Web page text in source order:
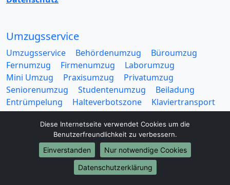
Umzugsservice
Umzugsservice Behördenumzug
Büroumzug
Fernumzug
Firmenumzug
Laborumzug
Mini Umzug
Praxisumzug
Privatumzug
Seniorenumzug
Studentenumzug
Beiladung
Entrümpelung
Halteverbotszone
Klaviertransport
Möbellift
Haushaltsauflösung
Möbeltaxi
Möbelmitfahrzentrale
Umzugskartons
Diese Internetseite verwendet Cookies um die
Benutzerfreundlichkeit zu verbessern.
Einverstanden
Nur notwendige Cookies
Datenschutzerklärung